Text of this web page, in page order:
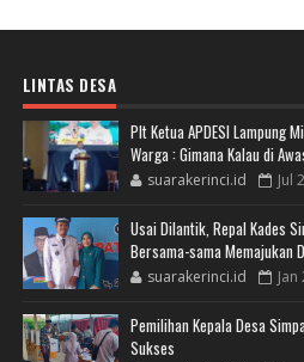
LINTAS DESA
Plt Ketua APDESI Lampung
Warga : Gimana Kalau di
suarakerinci.id Jul
Usai Dilantik, Repal Kades
Bersama-sama Memajukan
suarakerinci.id
Pemilihan Kepala Desa
Sukses